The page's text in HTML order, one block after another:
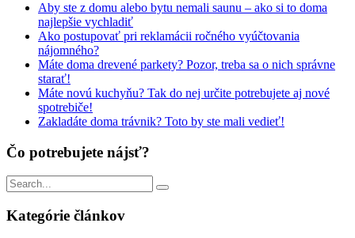
Aby ste z domu alebo bytu nemali saunu – ako si to doma
najlepšie vychladiť
Ako postupovať pri reklamácii ročného vyúčtovania
nájomného?
Máte doma drevené parkety? Pozor, treba sa o nich správne
starať!
Máte novú kuchyňu? Tak do nej určite potrebujete aj nové
spotrebiče!
Zakladáte doma trávnik? Toto by ste mali vedieť!
Čo potrebujete nájsť?
Vyhľadávanie
pre:
Kategórie článkov